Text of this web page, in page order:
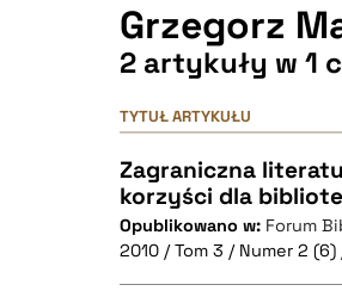
Grzegorz
2 artykuły w 1
TYTUŁ ARTYKUŁU
Zagraniczna
korzyści dla
Opublikowano w: Forum
2010 / Tom 3 / Numer 2 (6)